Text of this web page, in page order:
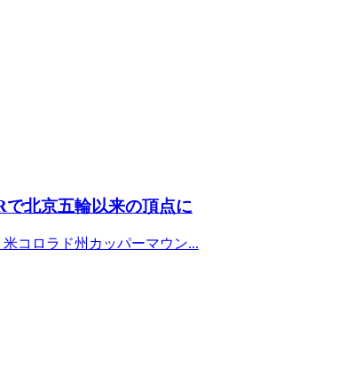
北京五輪以来の頂点に
コロラド州カッパーマウン...